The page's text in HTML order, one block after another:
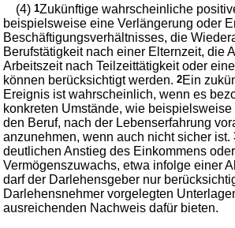
(4)1Zukünftige wahrscheinliche
beispielsweise eine Verlängerung oder
Beschäftigungsverhältnisses, die
Berufstätigkeit nach einer Elternzeit, die
Arbeitszeit nach Teilzeittätigkeit oder
können berücksichtigt werden.2Ein
Ereignis ist wahrscheinlich, wenn es
konkreten Umstände, wie
den Beruf, nach der Lebenserfahrung
anzunehmen, wenn auch nicht sicher ist.
deutlichen Anstieg des Einkommens
Vermögenszuwachs, etwa infolge einer
darf der Darlehensgeber nur
Darlehensnehmer vorgelegten
ausreichenden Nachweis dafür bieten.